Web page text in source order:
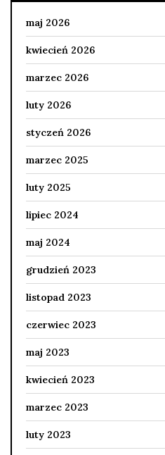
maj 2026
kwiecień 2026
marzec 2026
luty 2026
styczeń 2026
marzec 2025
luty 2025
lipiec 2024
maj 2024
grudzień 2023
listopad 2023
czerwiec 2023
maj 2023
kwiecień 2023
marzec 2023
luty 2023